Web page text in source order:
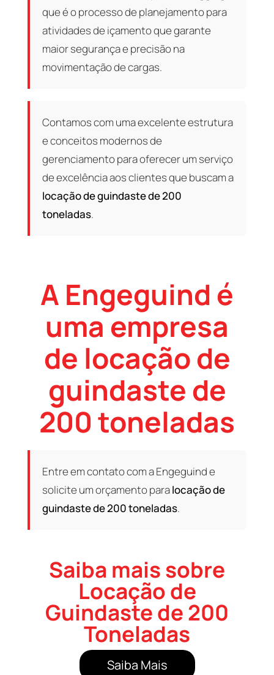
que é o processo de planejamento para
atividades de içamento que garante
maior segurança e precisão na
movimentação de cargas.
Contamos com uma excelente estrutura
e conceitos modernos de
gerenciamento para oferecer um serviço
de excelência aos clientes que buscam a
locação de guindaste de 200
toneladas.
A Engeguind é
uma empresa
de locação de
guindaste de
200 toneladas
Entre em contato com a Engeguind e
solicite um orçamento paralocação de
guindaste de 200 toneladas.
Saiba mais sobre
Locação de
Guindaste de 200
Toneladas
Saiba Mais